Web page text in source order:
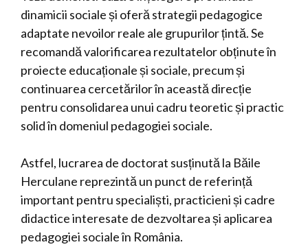
dinamicii sociale și oferă strategii pedagogice
adaptate nevoilor reale ale grupurilor țintă. Se
recomandă valorificarea rezultatelor obținute în
proiecte educaționale și sociale, precum și
continuarea cercetărilor în această direcție
pentru consolidarea unui cadru teoretic și practic
solid în domeniul pedagogiei sociale.
Astfel, lucrarea de doctorat susținută la Băile
Herculane reprezintă un punct de referință
important pentru specialiști, practicieni și cadre
didactice interesate de dezvoltarea și aplicarea
pedagogiei sociale în România.